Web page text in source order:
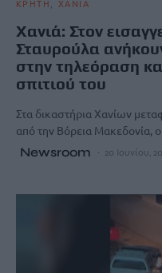
ΚΡΗΤΗ ΧΑΝΙΑ
Xανιά: Στον
Σταυρούλα
στην τηλεόραση
σπιτιού του
Στα δικαστήρια Χανίων
από την Βόρεια Μακεδονία,
Newsroom 20 Ιουνίου,